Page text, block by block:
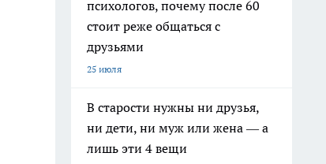
психологов, почему после 60
стоит реже общаться с
друзьями
25 июля
В старости нужны ни друзья,
ни дети, ни муж или жена — а
лишь эти 4 вещи